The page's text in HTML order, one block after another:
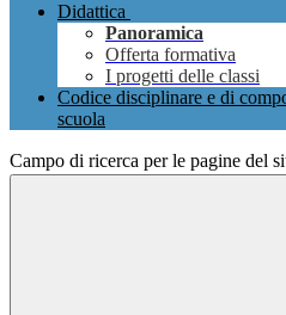
Didattica
Panoramica
Offerta formativa
I progetti delle classi
Codice disciplinare e di
scuola
Campo di ricerca per le pagine del